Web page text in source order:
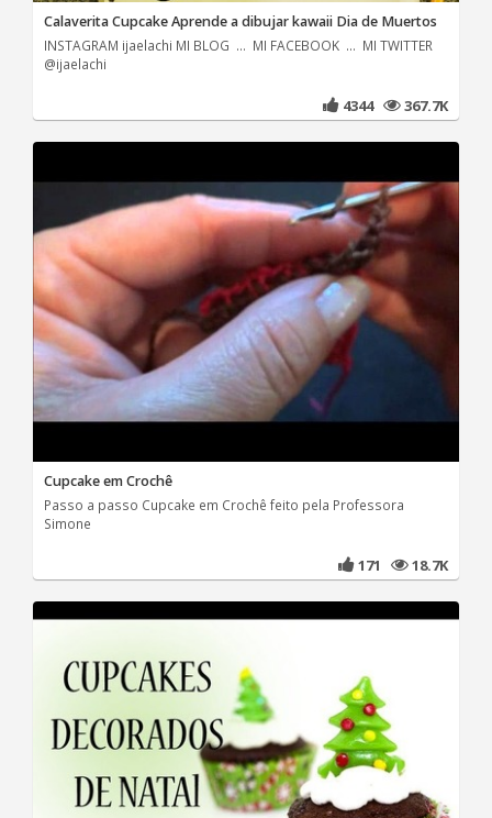
Calaverita Cupcake Aprende a dibujar kawaii Dia de Muertos
INSTAGRAM ijaelachi MI BLOG ... MI FACEBOOK ... MI TWITTER
@ijaelachi
4344 367.7K
Cupcake em Crochê
Passo a passo Cupcake em Crochê feito pela Professora
Simone
171 18.7K